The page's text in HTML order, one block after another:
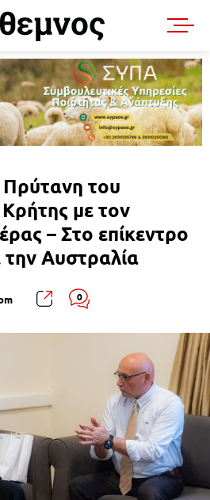
του
με τον
– Στο επίκεντρο
την Αυστραλία
0